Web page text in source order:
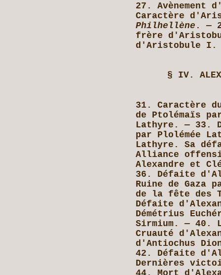
27.
Caractère
Philhellène . —
frère
d'Aristobule I.
§ IV.
31. Caractère
de Ptolémaïs
Lathyre. — 33.
par Plolémée
Lathyre. Sa
Alliance
Alexandre et
36. Défaite
Ruine de Gaza
de la fête des
Défaite
Démétrius
Sirmium. — 40.
Cruauté
d'Antiochus
42. Défaite
Dernières
44. Mort